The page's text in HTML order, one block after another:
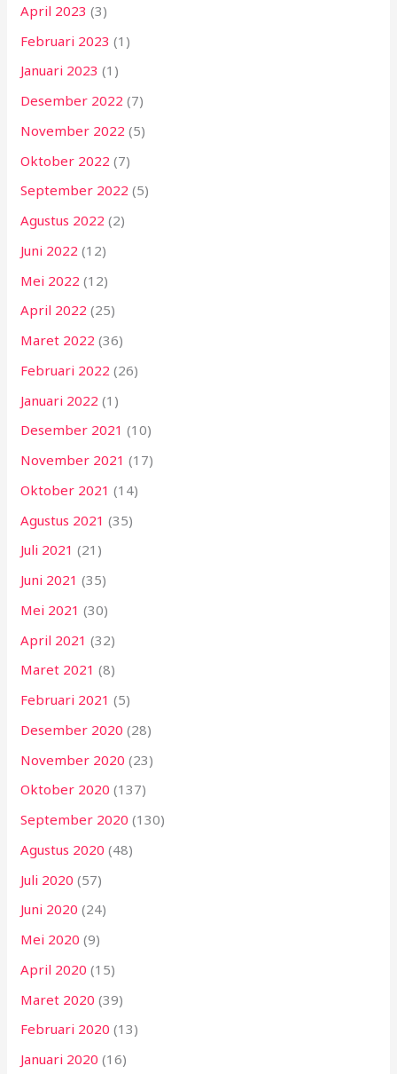
April 2023 (3)
Februari 2023 (1)
Januari 2023 (1)
Desember 2022 (7)
November 2022 (5)
Oktober 2022 (7)
September 2022 (5)
Agustus 2022 (2)
Juni 2022 (12)
Mei 2022 (12)
April 2022 (25)
Maret 2022 (36)
Februari 2022 (26)
Januari 2022 (1)
Desember 2021 (10)
November 2021 (17)
Oktober 2021 (14)
Agustus 2021 (35)
Juli 2021 (21)
Juni 2021 (35)
Mei 2021 (30)
April 2021 (32)
Maret 2021 (8)
Februari 2021 (5)
Desember 2020 (28)
November 2020 (23)
Oktober 2020 (137)
September 2020 (130)
Agustus 2020 (48)
Juli 2020 (57)
Juni 2020 (24)
Mei 2020 (9)
April 2020 (15)
Maret 2020 (39)
Februari 2020 (13)
Januari 2020 (16)